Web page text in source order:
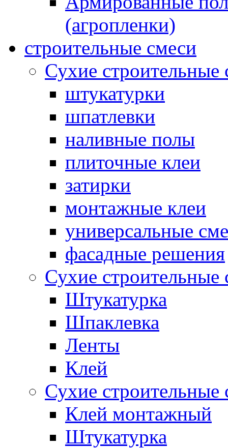
(агропленки)
строительные смеси
Сухие строительные
штукатурки
шпатлевки
наливные полы
плиточные клеи
затирки
монтажные клеи
универсальные
фасадные решения
Сухие
Штукатурка
Шпаклевка
Ленты
Клей
Сухие
Клей монтажный
Штукатурка